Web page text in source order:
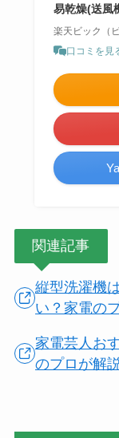
易乾燥(送風
楽天ビック（
口コミを見
関連記事
縦型洗濯機
い？家電の
家電芸人お
のプロが解